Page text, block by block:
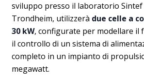
sviluppo presso il laboratorio Sintef
Trondheim, utilizzerà due celle a
30 kW, configurate per modellare il
il controllo di un sistema di
completo in un impianto di
megawatt.